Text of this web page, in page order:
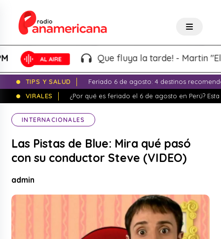
Que fluya la tarde! - Martin "El
TIPS Y SALUD
Feriado 6 de agosto: 4 destinos
VIRALES
¿Por qué es feriado el 6 de agosto en Perú?
INTERNACIONALES
Las Pistas de Blue: Mira qué pasó
con su conductor Steve (VIDEO)
admin